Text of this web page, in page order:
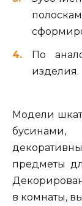
По
изделия.
Модели
предметы
в комнаты,